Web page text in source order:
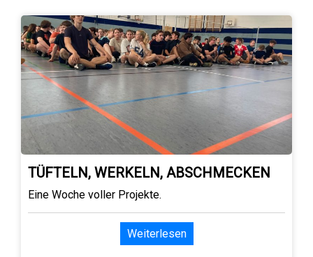
TÜFTELN, WERKELN, ABSCHMECKEN
Eine Woche voller Projekte.
Weiterlesen